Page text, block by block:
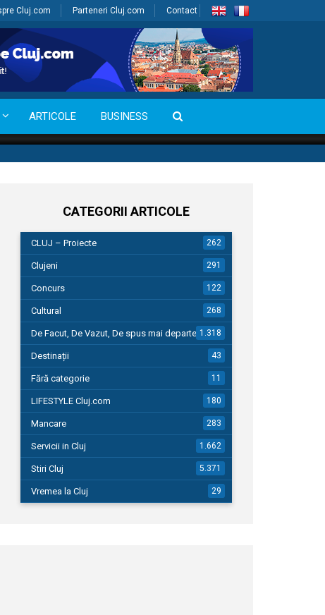
Cluj.com Parteneri Cluj.com Contact
ARTICOLE BUSINESS
CATEGORII ARTICOLE
CLUJ – Proiecte 262
Clujeni 291
Concurs 122
Cultural 268
De Facut, De Vazut, De spus mai departe…1.318
Destinații 43
Fără categorie 11
LIFESTYLE Cluj.com 180
Mancare 283
Servicii in Cluj 1.662
Stiri Cluj 5.371
Vremea la Cluj 29